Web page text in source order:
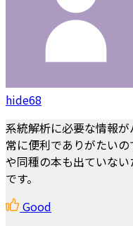
hide68
系統解析に必要な情報
常に便利でありがたい
や同種の本も出ていな
です。
Good